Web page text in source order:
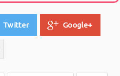
Twitter Google+